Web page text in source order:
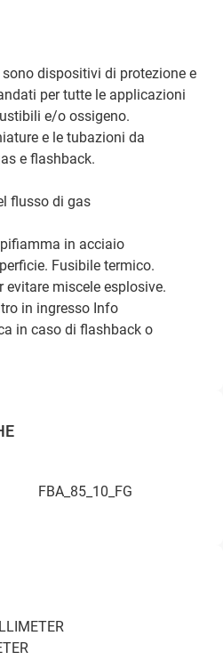
dispositivi di protezione e
per tutte le applicazioni
e/o ossigeno.
e le tubazioni da
e flashback.
flusso di gas
in acciaio
Fusibile termico.
miscele esplosive.
in ingresso Info
in caso di flashback o
FBA_85_10_FG